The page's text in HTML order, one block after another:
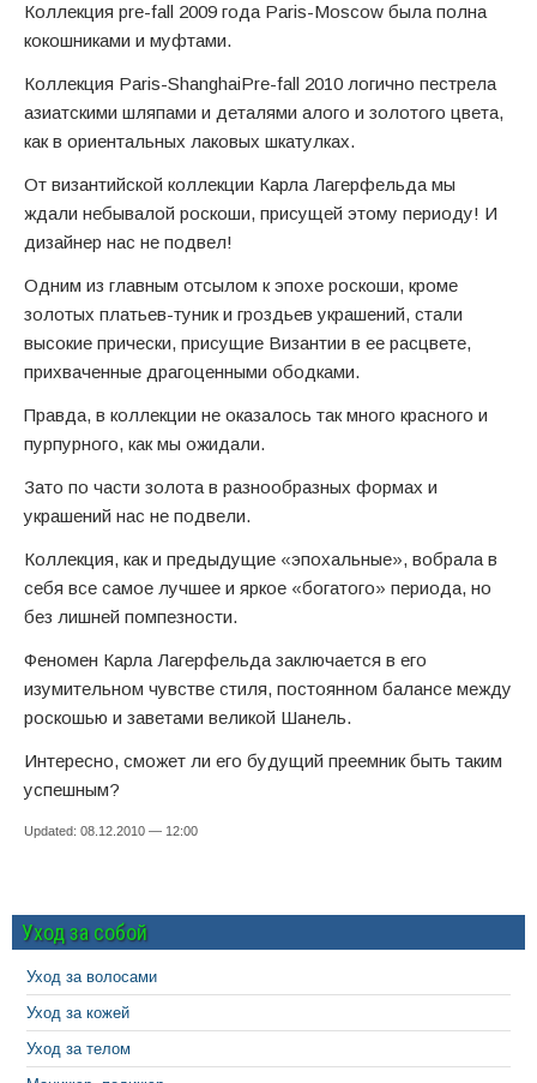
Коллекция pre-fall 2009 года Paris-Moscow была полна
кокошниками и муфтами.
Коллекция Paris-ShanghaiPre-fall 2010 логично пестрела
азиатскими шляпами и деталями алого и золотого цвета,
как в ориентальных лаковых шкатулках.
От византийской коллекции Карла Лагерфельда мы
ждали небывалой роскоши, присущей этому периоду! И
дизайнер нас не подвел!
Одним из главным отсылом к эпохе роскоши, кроме
золотых платьев-туник и гроздьев украшений, стали
высокие прически, присущие Византии в ее расцвете,
прихваченные драгоценными ободками.
Правда, в коллекции не оказалось так много красного и
пурпурного, как мы ожидали.
Зато по части золота в разнообразных формах и
украшений нас не подвели.
Коллекция, как и предыдущие «эпохальные», вобрала в
себя все самое лучшее и яркое «богатого» периода, но
без лишней помпезности.
Феномен Карла Лагерфельда заключается в его
изумительном чувстве стиля, постоянном балансе между
роскошью и заветами великой Шанель.
Интересно, сможет ли его будущий преемник быть таким
успешным?
Updated: 08.12.2010 — 12:00
Уход за собой
Уход за волосами
Уход за кожей
Уход за телом